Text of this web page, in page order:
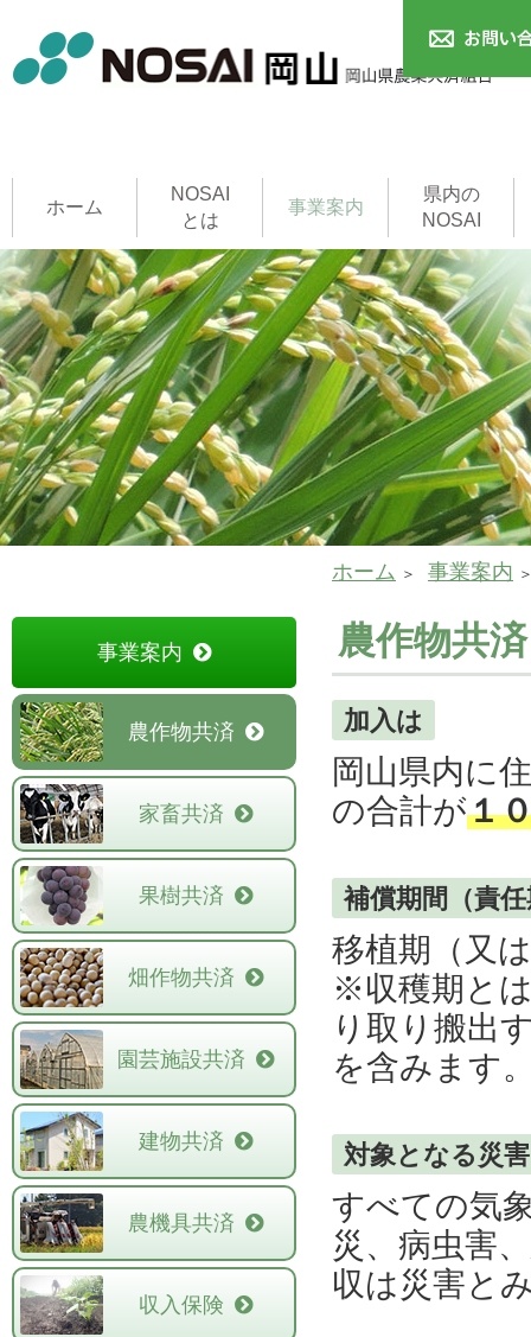
ホーム
NOSAI
とは
事業案内
農作物共済
家畜共済
果樹共済
畑作物共済
園芸施設共済
建物共済
農機具共済
収入保険制度
NOSAI用語集
県内の
NOSAI
本支所
家畜診療所
ホーム 事業案内
農作物共済
加入は
岡山県内に
の合計が１
補償期間（責
移植期（又
※収穫期と
り取り搬出
を含みます
対象となる災
すべての気
災、病虫害
収は災害と
事業案内
農作物共済
家畜共済
果樹共済
畑作物共済
園芸施設共済
建物共済
農機具共済
収入保険